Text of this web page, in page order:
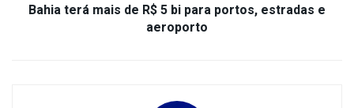
Bahia terá mais de R$ 5 bi para portos, estradas e
aeroporto